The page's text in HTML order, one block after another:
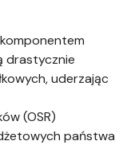
drastycznie
uderzając
(OSR)
państwa